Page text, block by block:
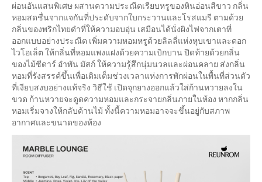
ผ่อนอันแสนพิเศษ ผสานความประณีตเรียบหรูของหินอ่อนสีขาว กลิ่น
หอมสดชื่นจากแจกันที่ประดับจากใบกระวานและโรสแมรี ตามด้วย
กลิ่นของพริกไทยดำที่ให้ความอบอุ่น เสมือนได้นั่งผิงไฟจากเตาที่
ออกแบบอย่างประณีต เพิ่มความหอมหรูด้วยลิลลี่แห่งหุบเขาและดอก
ไวโอเล็ต ให้กลิ่นที่หอมแพงแฝงด้วยความเบิกบาน ปิดท้ายด้วยกลิ่น
ของไม้ซีดาร์ อำพัน มัสก์ ให้ความรู้สึกนุ่มนวลและผ่อนคลาย ส่งกลิ่น
หอมที่รังสรรค์ขึ้นเพื่อเติมเต็มช่วงเวลาแห่งการพักผ่อนในพื้นที่ส่วนตัว
ที่เงียบสงบอย่างแท้จริง วิธีใช้ เปิดจุกยางออกแล้วใส่ก้านหวายลงใน
ขวด ก้านหวายจะดูดความหอมและกระจายกลิ่นภายในห้อง หากกลิ่น
หอมเริ่มจางให้กลับด้านไม้ ทั้งนี้ความหอมอาจจะขึ้นอยู่กับสภาพ
อากาศและขนาดของห้อง